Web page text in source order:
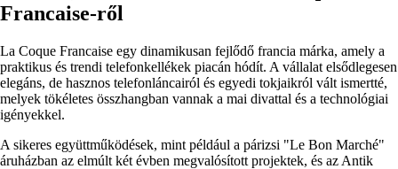
Francaise-ről
La Coque Francaise egy dinamikusan fejlődő francia márka, amely a
praktikus és trendi telefonkellékek piacán hódít. A vállalat elsődlegesen
elegáns, de hasznos telefonláncairól és egyedi tokjaikról vált ismertté,
melyek tökéletes összhangban vannak a mai divattal és a technológiai
igényekkel.
A sikeres együttműködések, mint például a párizsi "Le Bon Marché"
áruházban az elmúlt két évben megvalósított projektek, és az Antik